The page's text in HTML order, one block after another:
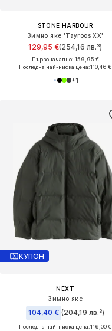
STONE HARBOUR
Зимно яке 'Tayroos XX'
129,95 €(254,16 лв.³)
Първоначално: 159,95 €
Последна най-ниска цена:110,46 €
+1
КУПОН
NEXT
Зимно яке
104,40 € (204,19 лв.³)
Последна най-ниска цена:116,00 €